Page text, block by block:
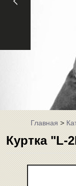
Главная>
Куртка "L-